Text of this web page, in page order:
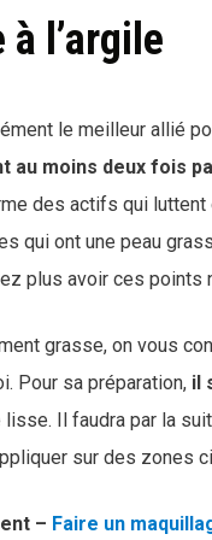
à l’argile
le meilleur allié
au moins deux fois
des actifs qui
qui ont une peau
plus avoir ces points
grasse, on vous
Pour sa préparation, il
Il faudra par la
sur des zones
– Faire un